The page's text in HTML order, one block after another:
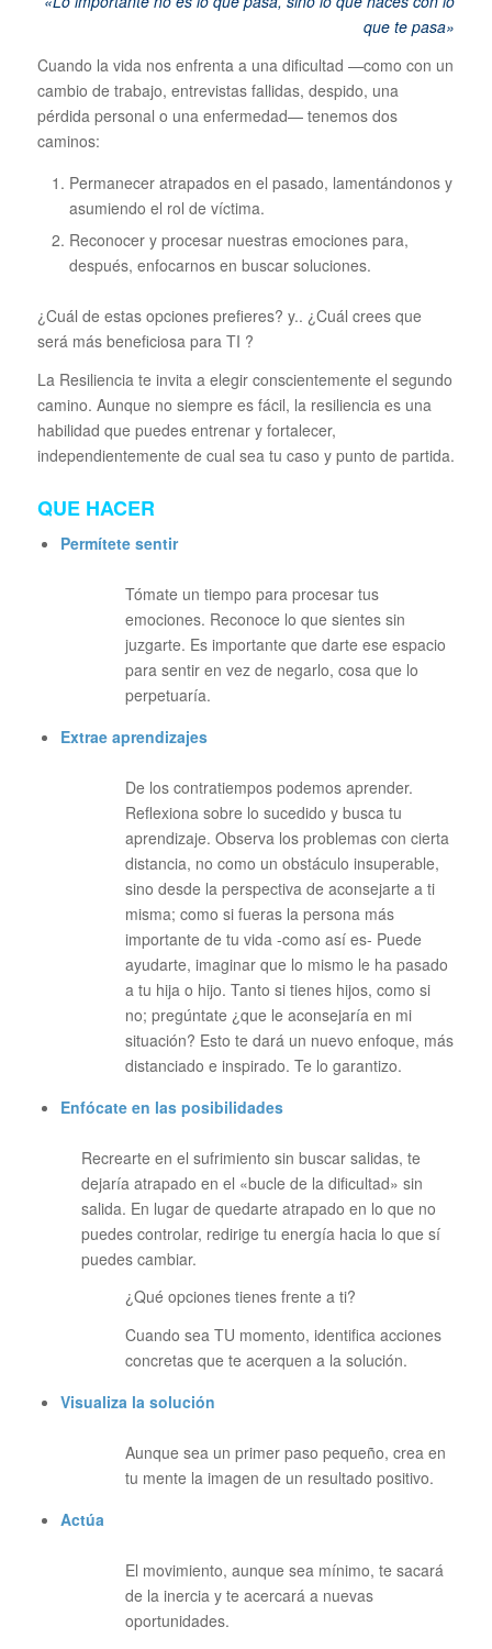
que te pasa»
Cuando la vida nos enfrenta a una dificultad —como con un
cambio de trabajo, entrevistas fallidas, despido, una
pérdida personal o una enfermedad— tenemos dos
caminos:
Permanecer atrapados en el pasado, lamentándonos y
asumiendo el rol de víctima.
Reconocer y procesar nuestras emociones para,
después, enfocarnos en buscar soluciones.
¿Cuál de estas opciones prefieres? y.. ¿Cuál crees que
será más beneficiosa para TI ?
La Resiliencia te invita a elegir conscientemente el segundo
camino. Aunque no siempre es fácil, la resiliencia es una
habilidad que puedes entrenar y fortalecer,
independientemente de cual sea tu caso y punto de partida.
QUE HACER
Permítete sentir
Tómate un tiempo para procesar tus
emociones. Reconoce lo que sientes sin
juzgarte. Es importante que darte ese espacio
para sentir en vez de negarlo, cosa que lo
perpetuaría.
Extrae aprendizajes
De los contratiempos podemos aprender.
Reflexiona sobre lo sucedido y busca tu
aprendizaje. Observa los problemas con cierta
distancia, no como un obstáculo insuperable,
sino desde la perspectiva de aconsejarte a ti
misma; como si fueras la persona más
importante de tu vida -como así es- Puede
ayudarte, imaginar que lo mismo le ha pasado
a tu hija o hijo. Tanto si tienes hijos, como si
no; pregúntate ¿que le aconsejaría en mi
situación? Esto te dará un nuevo enfoque, más
distanciado e inspirado. Te lo garantizo.
Enfócate en las posibilidades
Recrearte en el sufrimiento sin buscar salidas, te
dejaría atrapado en el «bucle de la dificultad» sin
salida. En lugar de quedarte atrapado en lo que no
puedes controlar, redirige tu energía hacia lo que sí
puedes cambiar.
¿Qué opciones tienes frente a ti?
Cuando sea TU momento, identifica acciones
concretas que te acerquen a la solución.
Visualiza la solución
Aunque sea un primer paso pequeño, crea en
tu mente la imagen de un resultado positivo.
Actúa
El movimiento, aunque sea mínimo, te sacará
de la inercia y te acercará a nuevas
oportunidades.